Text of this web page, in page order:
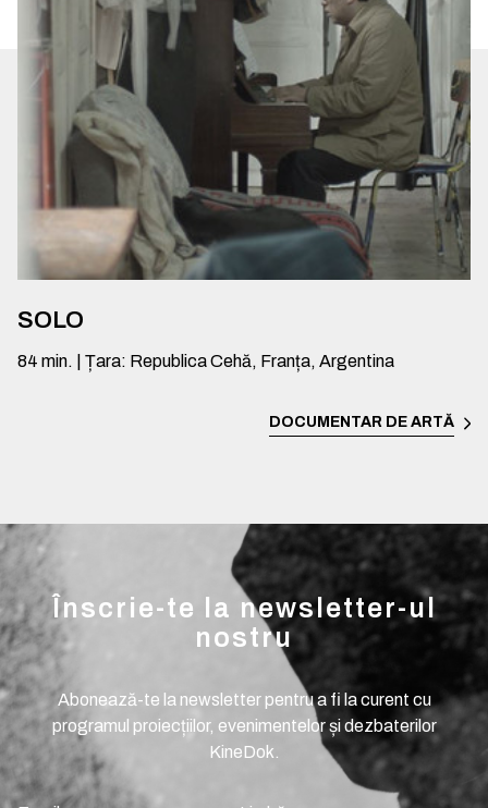
SOLO
84 min. Țara: Republica Cehă, Franța, Argentina
DOCUMENTAR DE ARTĂ
Înscrie-te la newsletter-ul
nostru
Abonează-te la newsletter pentru a fi la curent cu
programul proiecțiilor, evenimentelor și dezbaterilor
KineDok.